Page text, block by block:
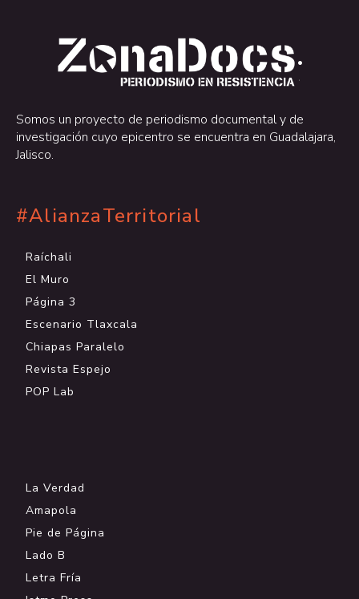
.
.
Somos un proyecto de periodismo documental y de
investigación cuyo epicentro se encuentra en Guadalajara,
Jalisco.
#AlianzaTerritorial
Raíchali
El Muro
Página 3
Escenario Tlaxcala
Chiapas Paralelo
Revista Espejo
POP Lab
La Verdad
Amapola
Pie de Página
Lado B
Letra Fría